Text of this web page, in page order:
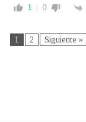
1 0
1 2 Siguiente »